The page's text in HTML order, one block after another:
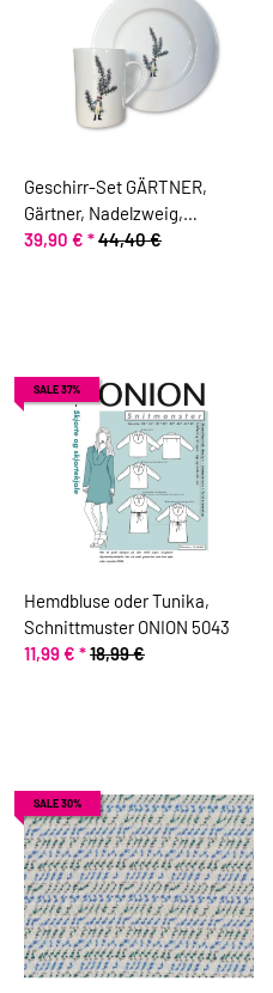
Geschirr-Set GÄRTNER,
Gärtner, Nadelzweig,
Acufactum
39,90 € *44,40 €
SALE 37%
Hemdbluse oder Tunika,
Schnittmuster ONION 5043
11,99 € *18,99 €
SALE 30%